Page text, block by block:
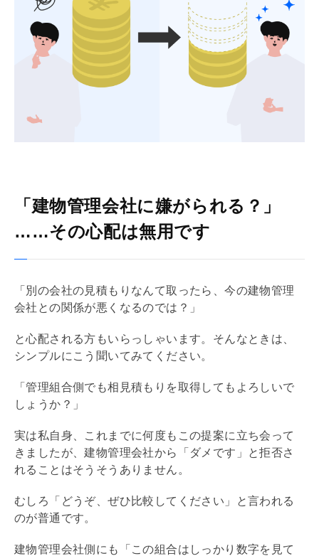
「建物管理会社に嫌がられる？」
……その心配は無用です
「別の会社の見積もりなんて取ったら、今の建物管理
会社 との関係が悪くなるのでは？」
と心配される方もいらっしゃいます。そんなときは、
シンプルにこう聞いてみてください。
「管理組合側でも相見積もりを取得してもよろしいで
しょうか？」
実は私自身、これまでに何度もこの提案に立ち会って
きましたが、建物管理会社から「ダメです」と拒否さ
れることはそうそうありません。
むしろ「どうぞ、ぜひ比較してください」と言われる
のが普通です。
建物管理会社側にも「この組合はしっかり数字を見て